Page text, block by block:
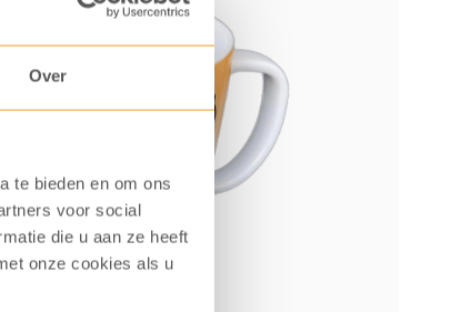
Over
te bieden en om ons
voor social
die u aan ze heeft
onze cookies als u